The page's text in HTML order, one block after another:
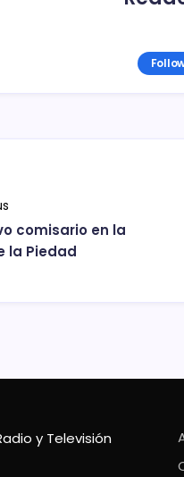
comisario en la
la Piedad
y Televisión